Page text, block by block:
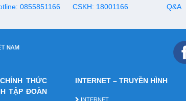
0855851166 CSKH: 18001166 Q&A
THỨC
TẬP ĐOÀN
INTERNET – TRUYỀN HÌNH
INTERNET